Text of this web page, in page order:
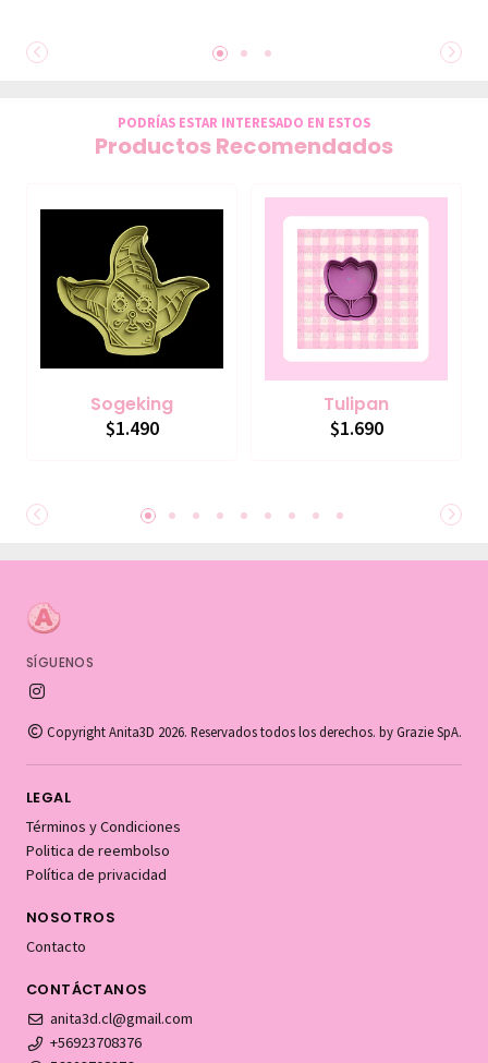
PODRÍAS ESTAR INTERESADO EN ESTOS
Productos Recomendados
Sogeking
$1.490
Tulipan
$1.690
SÍGUENOS
Copyright Anita3D 2026. Reservados todos los derechos. by Grazie SpA.
LEGAL
Términos y Condiciones
Politica de reembolso
Política de privacidad
NOSOTROS
Contacto
CONTÁCTANOS
anita3d.cl@gmail.com
+56923708376